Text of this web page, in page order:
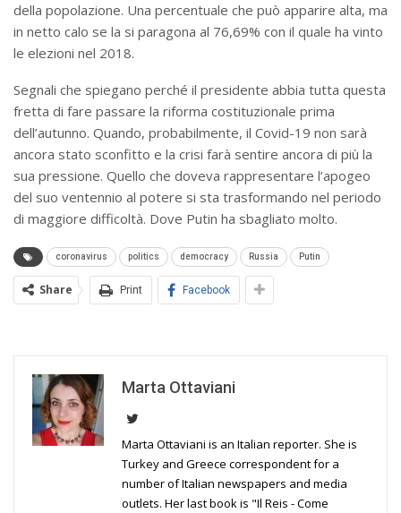
della popolazione. Una percentuale che può apparire alta, ma
in netto calo se la si paragona al 76,69% con il quale ha vinto
le elezioni nel 2018.
Segnali che spiegano perché il presidente abbia tutta questa
fretta di fare passare la riforma costituzionale prima
dell’autunno. Quando, probabilmente, il Covid-19 non sarà
ancora stato sconfitto e la crisi farà sentire ancora di più la
sua pressione. Quello che doveva rappresentare l’apogeo
del suo ventennio al potere si sta trasformando nel periodo
di maggiore difficoltà. Dove Putin ha sbagliato molto.
coronavirus politics democracy Russia Putin
Share Print Facebook
Marta Ottaviani
Marta Ottaviani is an Italian reporter. She is
Turkey and Greece correspondent for a
number of Italian newspapers and media
outlets. Her last book is "Il Reis - Come